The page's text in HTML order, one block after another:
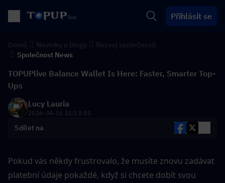
Přihlásit se
Společnost News
TOPUPlive Balance Wallet Is Here: Faster, Smarter Top-
Ups
Lucy Lauria
2026-04-16 11:13:33
Sdílet na
Pokud vás někdy frustrovalo, že musíte znovu zadávat
platební údaje pokaždé, když si chcete dobít svou